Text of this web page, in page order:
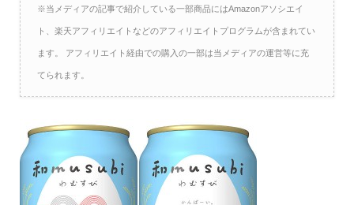
※当メディアの記事で紹介している一部商品にはAmazonアソシエイ
ト、楽天アフィリエイトなどのアフィリエイトプログラムが含まれてい
ます。 アフィリエイト経由での購入の一部は当メディアの運営等に充
てられます。